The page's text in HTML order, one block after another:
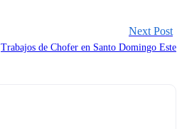
Next Post
Trabajos de Chofer en Santo Domingo Este